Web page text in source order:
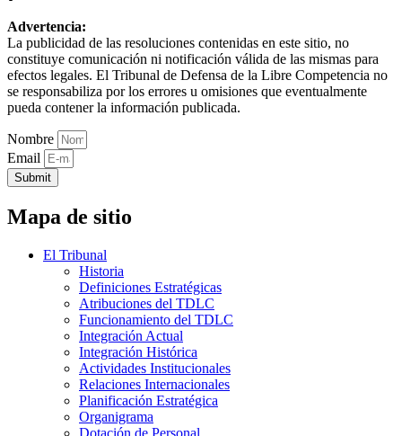
Advertencia:
La publicidad de las resoluciones contenidas en este sitio, no
constituye comunicación ni notificación válida de las mismas para
efectos legales. El Tribunal de Defensa de la Libre Competencia no
se responsabiliza por los errores u omisiones que eventualmente
pueda contener la información publicada.
Nombre
Email
Submit
Mapa de sitio
El Tribunal
Historia
Definiciones Estratégicas
Atribuciones del TDLC
Funcionamiento del TDLC
Integración Actual
Integración Histórica
Actividades Institucionales
Relaciones Internacionales
Planificación Estratégica
Organigrama